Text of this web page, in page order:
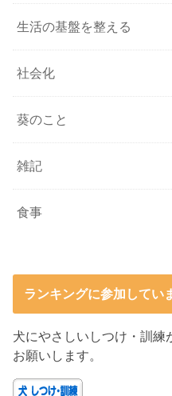
生活の基盤を整える
社会化
葵のこと
雑記
食事
ランキングに参加してい
犬にやさしいしつけ・訓練
お願いします。